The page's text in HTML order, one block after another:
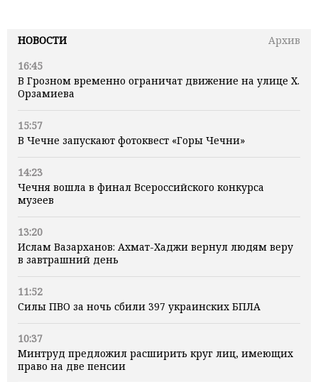
НОВОСТИ
Архив
16:45
В Грозном временно ограничат движение на улице Х.
Орзамиева
15:57
В Чечне запускают фотоквест «Горы Чечни»
14:23
Чечня вошла в финал Всероссийского конкурса
музеев
13:20
Ислам Вазарханов: Ахмат-Хаджи вернул людям веру
в завтрашний день
11:52
Силы ПВО за ночь сбили 397 украинских БПЛА
10:37
Минтруд предложил расширить круг лиц, имеющих
право на две пенсии